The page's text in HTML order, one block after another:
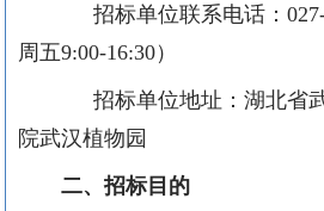
招标单位联系电话：027-
周五9:00-16:30）
招标单位地址：湖北省武
院武汉植物园
二、 招标目的